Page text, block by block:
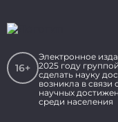
16+
Электронное
2025 году
сделать науку
возникла в
научных
среди населения